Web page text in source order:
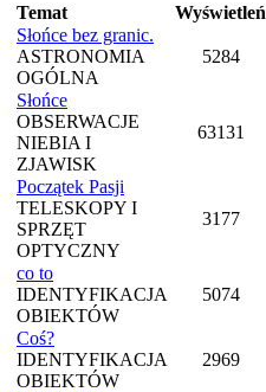
Temat Wyświetleń
Słońce bez granic.
ASTRONOMIA
OGÓLNA
5284
Słońce
OBSERWACJE
NIEBIA I
ZJAWISK
63131
Początek Pasji
TELESKOPY I
SPRZĘT
OPTYCZNY
3177
co to
IDENTYFIKACJA
OBIEKTÓW
5074
Coś?
IDENTYFIKACJA
OBIEKTÓW
2969